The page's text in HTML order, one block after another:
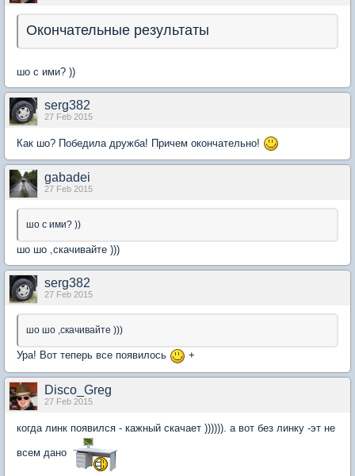
Окончательные результаты
шо с ими? ))
serg382
27 Feb 2015
Как шо? Победила дружба! Причем окончательно!
gabadei
27 Feb 2015
шо с ими? ))
шо шо ,скачивайте )))
serg382
27 Feb 2015
шо шо ,скачивайте )))
Ура! Вот теперь все появилось +
Disco_Greg
27 Feb 2015
когда линк появился - кажный скачает )))))). а вот без линку -эт не
всем дано